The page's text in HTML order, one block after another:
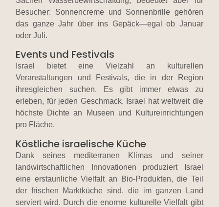
Besucher: Sonnencreme und Sonnenbrille gehören
das ganze Jahr über ins Gepäck—egal ob Januar
oder Juli.
Events und Festivals
Israel bietet eine Vielzahl an kulturellen
Veranstaltungen und Festivals, die in der Region
ihresgleichen suchen. Es gibt immer etwas zu
erleben, für jeden Geschmack. Israel hat weltweit die
höchste Dichte an Museen und Kultureinrichtungen
pro Fläche.
Köstliche israelische Küche
Dank seines mediterranen Klimas und seiner
landwirtschaftlichen Innovationen produziert Israel
eine erstaunliche Vielfalt an Bio-Produkten, die Teil
der frischen Marktküche sind, die im ganzen Land
serviert wird. Durch die enorme kulturelle Vielfalt gibt